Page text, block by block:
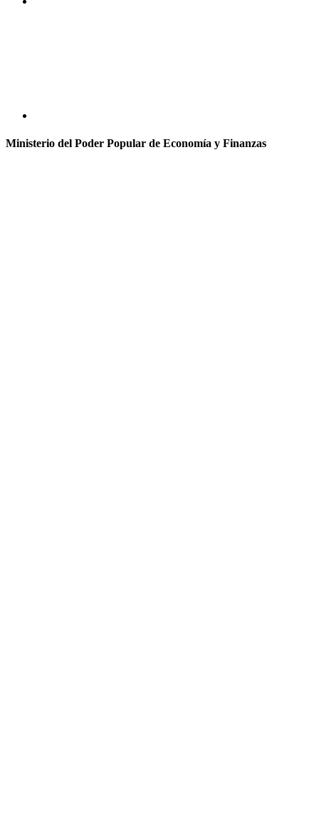
Ministerio del Poder Popular de Economía y Finanzas